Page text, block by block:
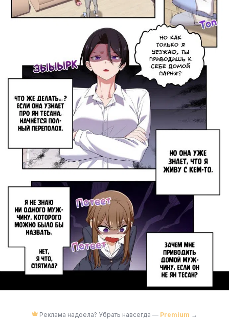
Реклама надоела? Убрать навсегда — Premium →